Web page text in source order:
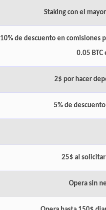
Staking con el
10% de descuento en comisiones
0.05
2$ por hacer
5% de
25$ al
Opera sin